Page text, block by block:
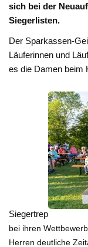
sich bei der
Siegerlisten.
Der Sparkassen-
Läuferinnen und
es die Damen beim
Siegertrep
bei ihren
Herren deutliche